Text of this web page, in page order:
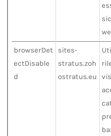
browserDet
ectDisable
d
sites-
stratus.zoh
ostratus.eu